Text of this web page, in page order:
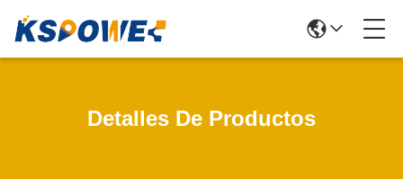
Detalles De Productos